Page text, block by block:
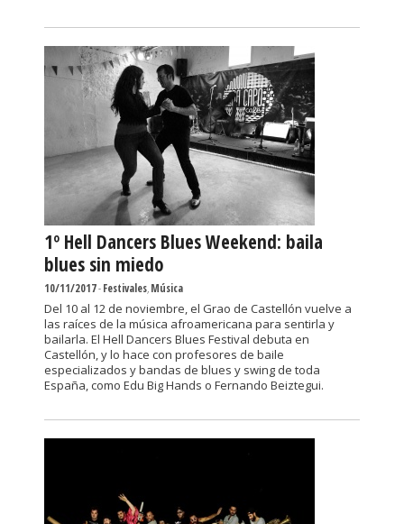
1º Hell Dancers Blues Weekend: baila
blues sin miedo
10/11/2017-Festivales,Música
Del 10 al 12 de noviembre, el Grao de Castellón vuelve a
las raíces de la música afroamericana para sentirla y
bailarla. El Hell Dancers Blues Festival debuta en
Castellón, y lo hace con profesores de baile
especializados y bandas de blues y swing de toda
España, como Edu Big Hands o Fernando Beiztegui.